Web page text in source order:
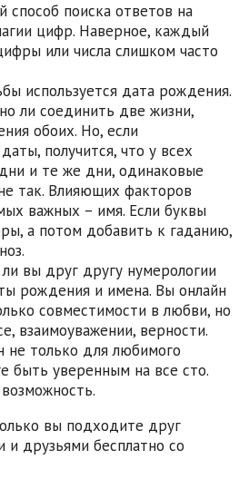
способ поиска ответов на
цифр. Наверное, каждый
или числа слишком часто
используется дата рождения.
ли соединить две жизни,
обоих. Но, если
получится, что у всех
и те же дни, одинаковые
так. Влияющих факторов
важных – имя. Если буквы
а потом добавить к гаданию,
вы друг другу нумерологии
рождения и имена. Вы онлайн
совместимости в любви, но
взаимоуважении, верности.
не только для любимого
быть уверенным на все сто.
вы подходите друг
друзьями бесплатно со